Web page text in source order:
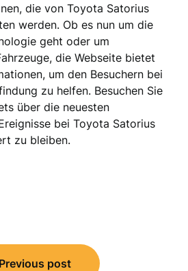
die von Toyota Satorius
werden. Ob es nun um die
geht oder um
die Webseite bietet
um den Besuchern bei
zu helfen. Besuchen Sie
über die neuesten
bei Toyota Satorius
zu bleiben.
Previous post